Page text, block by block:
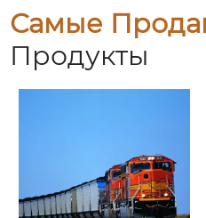
Самые
Продукты